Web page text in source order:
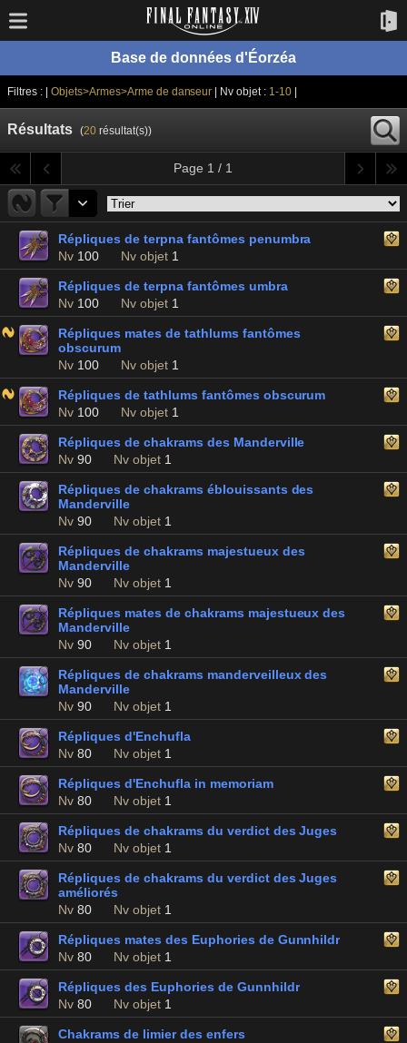
Base de données d'Éorzéa
Filtres : | Objets>Armes>Arme de danseur | Nv objet : 1-10
Résultats (20résultat(s))
Page 1 / 1
Répliques de terpna fantômes penumbra
Nv 100 Nv objet 1
Répliques de terpna fantômes umbra
Nv 100 Nv objet 1
Répliques mates de tathlums fantômes
obscurum
Nv 100 Nv objet 1
Répliques de tathlums fantômes obscurum
Nv 100 Nv objet 1
Répliques de chakrams des Manderville
Nv 90 Nv objet 1
Répliques de chakrams éblouissants des
Manderville
Nv 90 Nv objet 1
Répliques de chakrams majestueux des
Manderville
Nv 90 Nv objet 1
Répliques mates de chakrams majestueux des
Manderville
Nv 90 Nv objet 1
Répliques de chakrams manderveilleux des
Manderville
Nv 90 Nv objet 1
Répliques d'Enchufla
Nv 80 Nv objet 1
Répliques d'Enchufla in memoriam
Nv 80 Nv objet 1
Répliques de chakrams du verdict des Juges
Nv 80 Nv objet 1
Répliques de chakrams du verdict des Juges
améliorés
Nv 80 Nv objet 1
Répliques mates des Euphories de Gunnhildr
Nv 80 Nv objet 1
Répliques des Euphories de Gunnhildr
Nv 80 Nv objet 1
Chakrams de limier des enfers